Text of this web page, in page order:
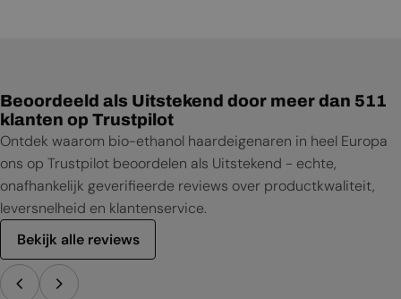
Beoordeeld als Uitstekend door meer dan 511
klanten op Trustpilot
Ontdek waarom bio-ethanol haardeigenaren in heel Europa
ons op Trustpilot beoordelen als Uitstekend - echte,
onafhankelijk geverifieerde reviews over productkwaliteit,
leversnelheid en klantenservice.
Bekijk alle reviews